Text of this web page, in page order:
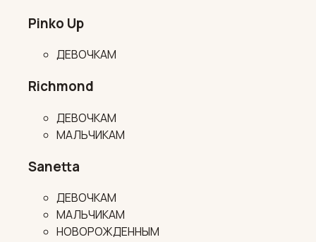
Pinko Up
ДЕВОЧКАМ
Richmond
ДЕВОЧКАМ
МАЛЬЧИКАМ
Sanetta
ДЕВОЧКАМ
МАЛЬЧИКАМ
НОВОРОЖДЕННЫМ